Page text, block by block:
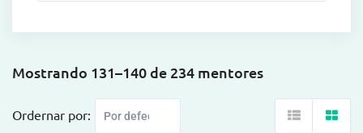
Mostrando 131–140 de 234 mentores
Ordernar por: